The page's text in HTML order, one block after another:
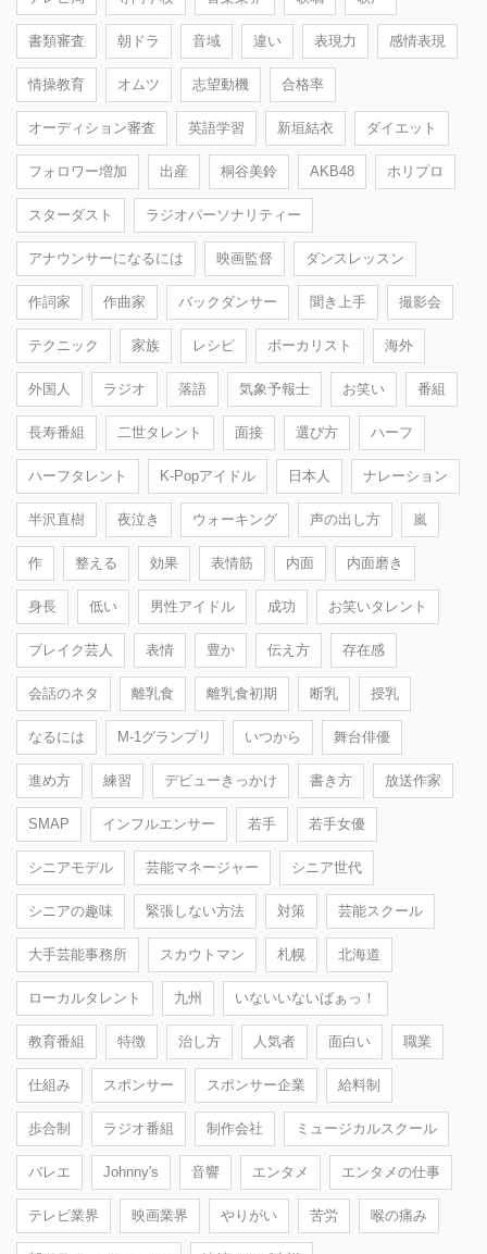
書類審査 朝ドラ 音域 違い 表現力 感情表現
情操教育 オムツ 志望動機 合格率
オーディション審査 英語学習 新垣結衣 ダイエット
フォロワー増加 出産 桐谷美鈴 AKB48 ホリプロ
スターダスト ラジオパーソナリティー
アナウンサーになるには 映画監督 ダンスレッスン
作詞家 作曲家 バックダンサー 聞き上手 撮影会
テクニック 家族 レシピ ボーカリスト 海外
外国人 ラジオ 落語 気象予報士 お笑い 番組
長寿番組 二世タレント 面接 選び方 ハーフ
ハーフタレント K-Popアイドル 日本人 ナレーション
半沢直樹 夜泣き ウォーキング 声の出し方 嵐
作 整える 効果 表情筋 内面 内面磨き
身長 低い 男性アイドル 成功 お笑いタレント
ブレイク芸人 表情 豊か 伝え方 存在感
会話のネタ 離乳食 離乳食初期 断乳 授乳
なるには M-1グランプリ いつから 舞台俳優
進め方 練習 デビューきっかけ 書き方 放送作家
SMAP インフルエンサー 若手 若手女優
シニアモデル 芸能マネージャー シニア世代
シニアの趣味 緊張しない方法 対策 芸能スクール
大手芸能事務所 スカウトマン 札幌 北海道
ローカルタレント 九州 いないいないばぁっ！
教育番組 特徴 治し方 人気者 面白い 職業
仕組み スポンサー スポンサー企業 給料制
歩合制 ラジオ番組 制作会社 ミュージカルスクール
バレエ Johnny's 音響 エンタメ エンタメの仕事
テレビ業界 映画業界 やりがい 苦労 喉の痛み